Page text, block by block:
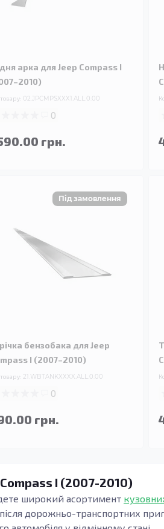
арка для Jeep Compass I
02.JPCMPSXXX1.ALL.0.00
0
грн.
бензобака для Jeep
I (2007–2010)
21.WBTANKXXXX.ALL.0.00
0
грн.
I (2007-2010)
широкий асортимент
дорожньо-транспортних